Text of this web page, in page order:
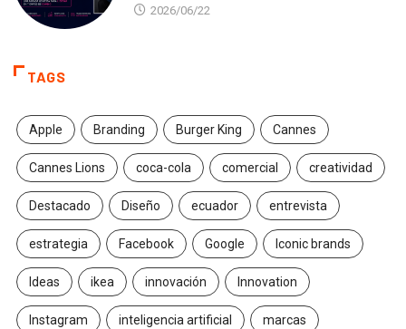
2026/06/22
TAGS
Apple Branding Burger King Cannes
Cannes Lions coca-cola comercial creatividad
Destacado Diseño ecuador entrevista
estrategia Facebook Google Iconic brands
Ideas ikea innovación Innovation
Instagram inteligencia artificial marcas